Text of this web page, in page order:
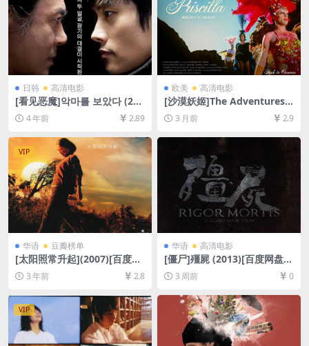
日韩 高清电影
[看见恶魔]악마를 보았다 (201
0)[百度网盘+迅雷云盘资源10
80P超清未删减][MP4/9.3GB]
[韩语中字]
4 年前 2.89
欧美 高清电影
[沙漠妖姬]The Adventures o
f Priscilla, Queen of the De
sert (1994)[百度网盘+夸克网
盘1080P超清未删减资源][网
盘在线播放/下载][MP4/6.6G
B][中英字幕]
3 月前 2.9
VIP
华语 豆瓣榜单
[太阳照常升起](2007)[百度网
盘+迅雷云盘资源1080P超清
未删减][MP4/7GB][中文字幕]
3 年前 2.8
华语 高清电影
[僵尸]殭屍 (2013)[百度网盘
+夸克网盘1080P超清未删减
资源][网盘在线播放/下载][MP
4/6.7GB][中文字幕]
3 周前 0
VIP